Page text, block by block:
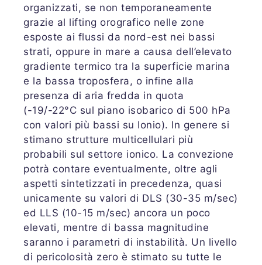
organizzati, se non temporaneamente
grazie al lifting orografico nelle zone
esposte ai flussi da nord-est nei bassi
strati, oppure in mare a causa dell’elevato
gradiente termico tra la superficie marina
e la bassa troposfera, o infine alla
presenza di aria fredda in quota
(-19/-22°C sul piano isobarico di 500 hPa
con valori più bassi su Ionio). In genere si
stimano strutture multicellulari più
probabili sul settore ionico. La convezione
potrà contare eventualmente, oltre agli
aspetti sintetizzati in precedenza, quasi
unicamente su valori di DLS (30-35 m/sec)
ed LLS (10-15 m/sec) ancora un poco
elevati, mentre di bassa magnitudine
saranno i parametri di instabilità. Un livello
di pericolosità zero è stimato su tutte le